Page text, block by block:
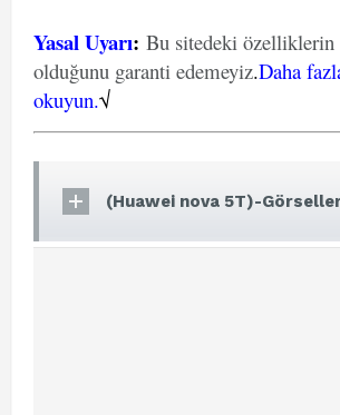
Yasal Uyarı: Bu sitedeki özelliklerin
olduğunu garanti edemeyiz.Daha
okuyun.√
(Huawei nova 5T)-